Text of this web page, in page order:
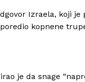
Izraela, koji
kopnene
je da snage